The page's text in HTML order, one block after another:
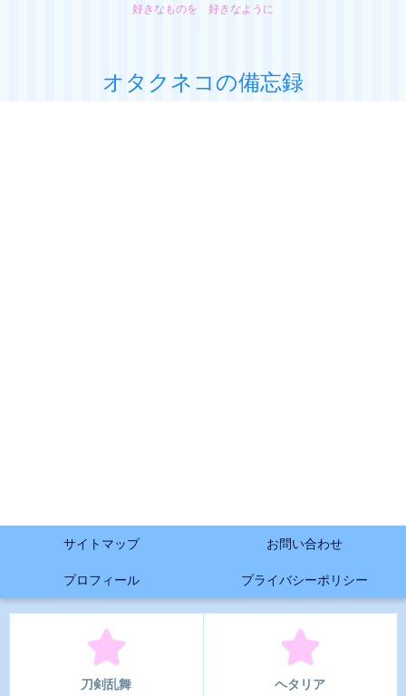
好きなものを 好きなように
オタクネコの備忘録
サイトマップ お問い合わせ
プロフィール プライバシーポリシー
刀剣乱舞 ヘタリア